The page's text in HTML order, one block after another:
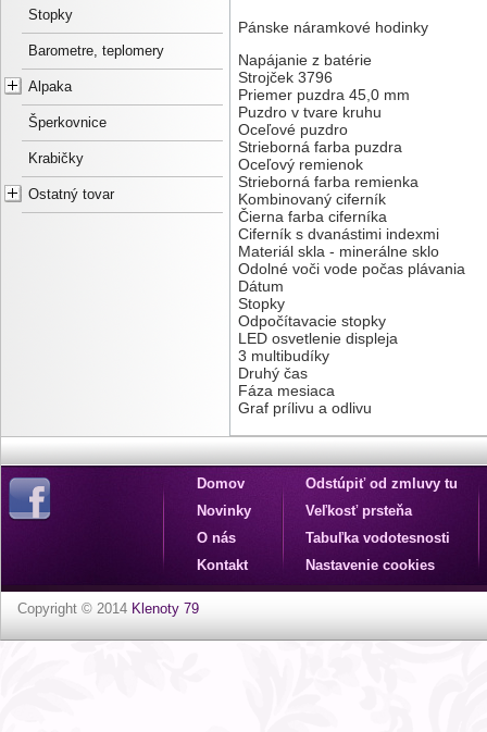
Stopky
Barometre, teplomery
Alpaka
Šperkovnice
Krabičky
Ostatný tovar
Pánske náramkové hodinky
Napájanie z batérie
Strojček 3796
Priemer puzdra 45,0 mm
Puzdro v tvare kruhu
Oceľové puzdro
Strieborná farba puzdra
Oceľový remienok
Strieborná farba remienka
Kombinovaný ciferník
Čierna farba ciferníka
Ciferník s dvanástimi indexmi
Materiál skla - minerálne sklo
Odolné voči vode počas plávania
Dátum
Stopky
Odpočítavacie stopky
LED osvetlenie displeja
3 multibudíky
Druhý čas
Fáza mesiaca
Graf prílivu a odlivu
Domov
Novinky
O nás
Kontakt
Odstúpiť od zmluvy tu
Veľkosť prsteňa
Tabuľka vodotesnosti
Nastavenie cookies
Copyright © 2014 Klenoty 79